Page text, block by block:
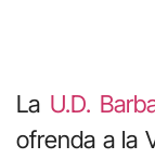
La U.D.
ofrenda a la